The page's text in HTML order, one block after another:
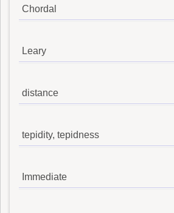
Chordal
Leary
distance
tepidity, tepidness
Immediate